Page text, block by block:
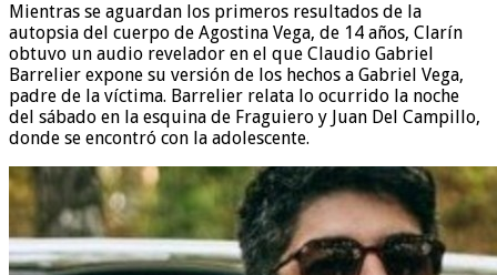
Mientras se aguardan los primeros resultados de la
autopsia del cuerpo de Agostina Vega, de 14 años, Clarín
obtuvo un audio revelador en el que Claudio Gabriel
Barrelier expone su versión de los hechos a Gabriel Vega,
padre de la víctima. Barrelier relata lo ocurrido la noche
del sábado en la esquina de Fraguiero y Juan Del Campillo,
donde se encontró con la adolescente.